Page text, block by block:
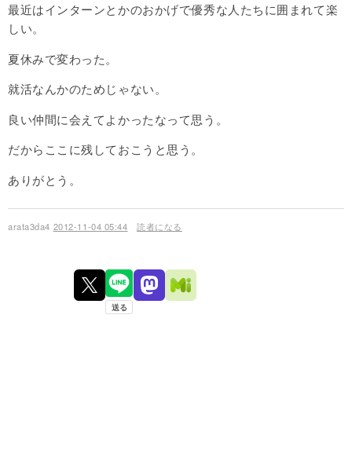
最近はインターンとかのおかげで優秀な人たちに囲まれて楽
しい。
夏休みで変わった。
就活なんかのためじゃない。
良い仲間に会えてよかったなって思う。
だからここに残しておこうと思う。
ありがとう。
arata3da4 2012-11-04 05:44 読者になる